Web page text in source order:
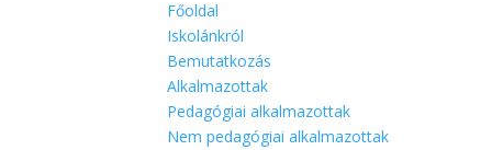
Főoldal
Iskolánkról
Bemutatkozás
Alkalmazottak
Pedagógiai alkalmazottak
Nem pedagógiai alkalmazottak